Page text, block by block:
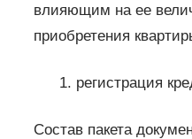
влияющим на ее
приобретения
регистрация
Состав пакета